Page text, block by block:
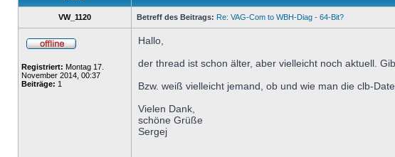
VW_1120 Betreff des Beitrags: Re: VAG-Com to WBH-Diag - 64-Bit?
Registriert: Montag 17.
November 2014, 00:37
Beiträge: 1
Hallo,
der thread ist schon älter, aber vielleicht noch aktuell.
Bzw. weiß vielleicht jemand, ob und wie man die clb-
Vielen Dank,
schöne Grüße
Sergej